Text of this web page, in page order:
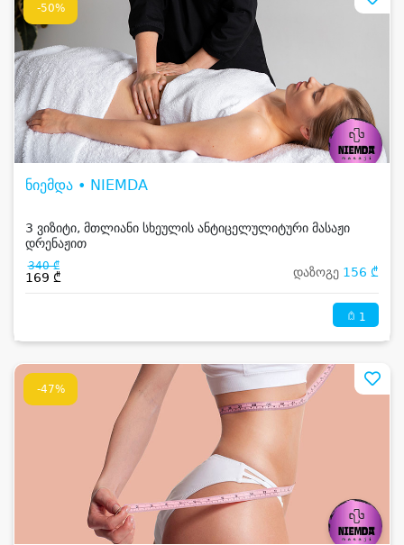
-50%
ნიემდა • NIEMDA
3 ვიზიტი, მთლიანი სხეულის ანტიცელულიტური მასაჟი
დრენაჟით
340 ₾
169 ₾ დაზოგე 156 ₾
1
-47%